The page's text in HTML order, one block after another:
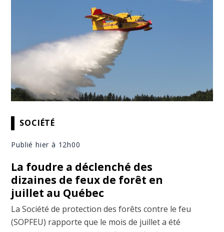
SOCIÉTÉ
Publié hier à 12h00
La foudre a déclenché des
dizaines de feux de forêt en
juillet au Québec
La Société de protection des forêts contre le feu
(SOPFEU) rapporte que le mois de juillet a été